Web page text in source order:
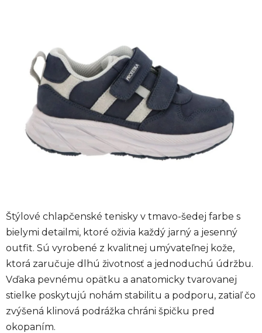
Štýlové chlapčenské tenisky v tmavo-šedej farbe s
bielymi detailmi, ktoré oživia každý jarný a jesenný
outfit. Sú vyrobené z kvalitnej umývateľnej kože,
ktorá zaručuje dlhú životnosť a jednoduchú údržbu.
Vďaka pevnému opätku a anatomicky tvarovanej
stielke poskytujú nohám stabilitu a podporu, zatiaľ čo
zvýšená klinová podrážka chráni špičku pred
okopaním.
hviezdičiek.